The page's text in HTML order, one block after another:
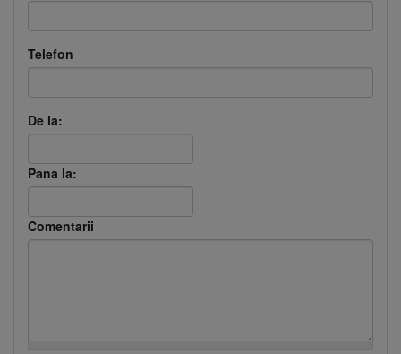
Telefon
De la:
Pana la:
Comentarii